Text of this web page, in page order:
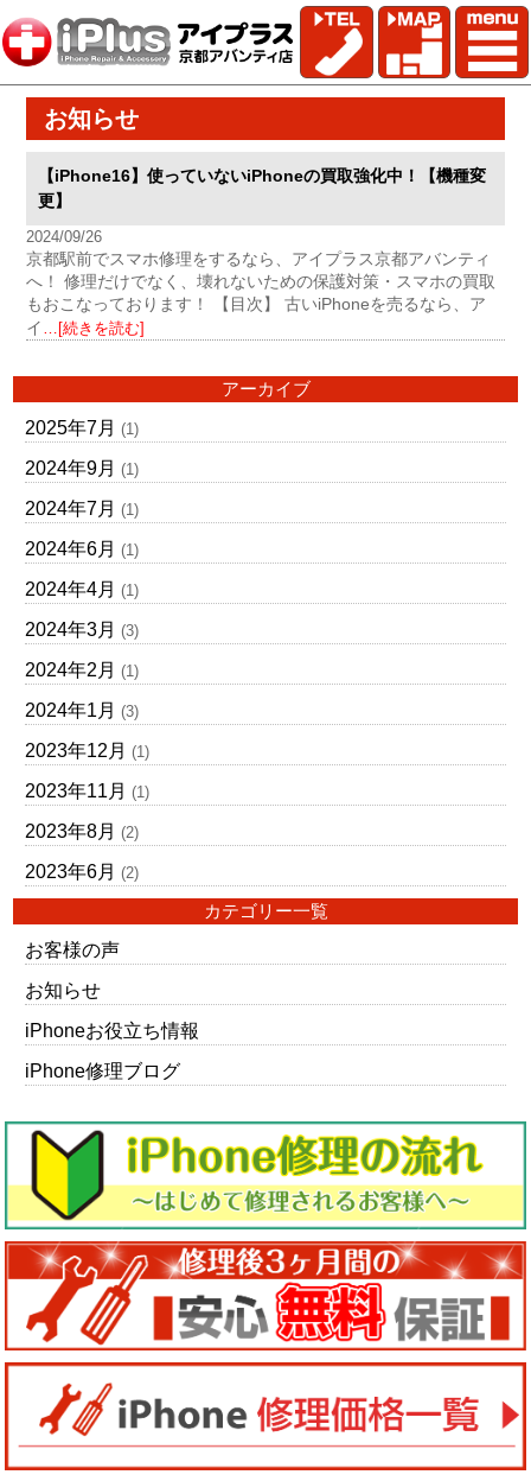
お知らせ
【iPhone16】使っていないiPhoneの買取強化中！【機種変
更】
2024/09/26
京都駅前でスマホ修理をするなら、アイプラス京都アバンティ
へ！ 修理だけでなく、壊れないための保護対策・スマホの買取
もおこなっております！ 【目次】 古いiPhoneを売るなら、ア
イ …[続きを読む]
アーカイブ
2025年7月 (1)
2024年9月 (1)
2024年7月 (1)
2024年6月 (1)
2024年4月 (1)
2024年3月 (3)
2024年2月 (1)
2024年1月 (3)
2023年12月 (1)
2023年11月 (1)
2023年8月 (2)
2023年6月 (2)
カテゴリー一覧
お客様の声
お知らせ
iPhoneお役立ち情報
iPhone修理ブログ